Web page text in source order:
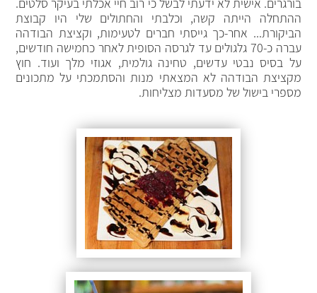
בורגרים. אישית לא ידעתי לבשל כי רוב חיי אכלתי בעיקר סלטים.
ההתחלה הייתה קשה, וכלבתי והחתולים שלי היו קבוצת
הביקורת... אחר-כך גייסתי חברים לטעימות, וקציצת הבודהה
עברה כ-70 גלגולים עד לגרסה הסופית לאחר כחמישה חודשים,
על בסיס נבטי עדשים, טחינה גולמית, אגוזי מלך ועוד. חוץ
מקציצת הבודהה לא המצאתי מנות והסתמכתי על מתכונים
מספרי בישול של מסעדות מצליחות.